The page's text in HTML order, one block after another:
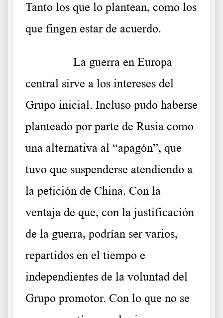
Tanto los que lo plantean, como los
que fingen estar de acuerdo.
La guerra en Europa
central sirve a los intereses del
Grupo inicial. Incluso pudo haberse
planteado por parte de Rusia como
una alternativa al “apagón”, que
tuvo que suspenderse atendiendo a
la petición de China. Con la
ventaja de que, con la justificación
de la guerra, podrían ser varios,
repartidos en el tiempo e
independientes de la voluntad del
Grupo promotor. Con lo que no se